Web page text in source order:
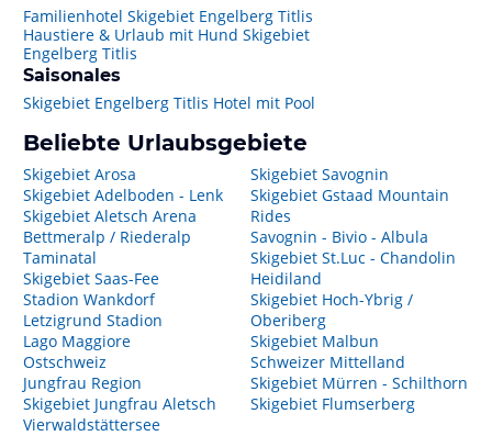
Familienhotel Skigebiet Engelberg Titlis
Haustiere & Urlaub mit Hund Skigebiet
Engelberg Titlis
Saisonales
Skigebiet Engelberg Titlis Hotel mit Pool
Beliebte Urlaubsgebiete
Skigebiet Arosa
Skigebiet Adelboden - Lenk
Skigebiet Aletsch Arena
Bettmeralp / Riederalp
Taminatal
Skigebiet Saas-Fee
Stadion Wankdorf
Letzigrund Stadion
Lago Maggiore
Ostschweiz
Jungfrau Region
Skigebiet Jungfrau Aletsch
Vierwaldstättersee
Skigebiet Savognin
Skigebiet Gstaad Mountain
Rides
Savognin - Bivio - Albula
Skigebiet St.Luc - Chandolin
Heidiland
Skigebiet Hoch-Ybrig /
Oberiberg
Skigebiet Malbun
Schweizer Mittelland
Skigebiet Mürren - Schilthorn
Skigebiet Flumserberg